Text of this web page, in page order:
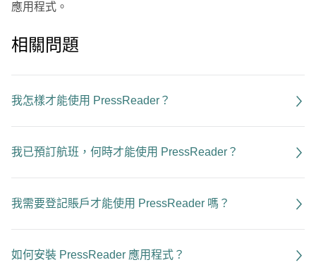
應用程式。
相關問題
我怎樣才能使用 PressReader？
我已預訂航班，何時才能使用 PressReader？
我需要登記賬戶才能使用 PressReader 嗎？
如何安裝 PressReader 應用程式？